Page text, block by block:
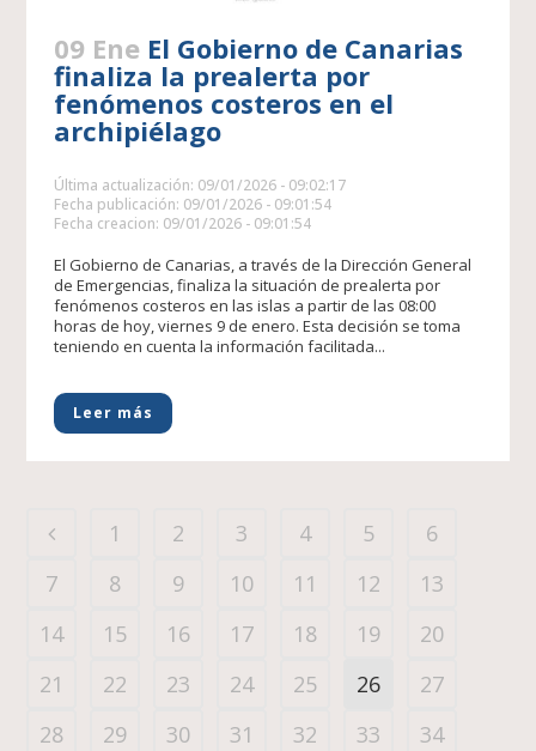
09 Ene El Gobierno de Canarias
finaliza la prealerta por
fenómenos costeros en el
archipiélago
Última actualización: 09/01/2026 - 09:02:17
Fecha publicación: 09/01/2026 - 09:01:54
Fecha creacion: 09/01/2026 - 09:01:54
El Gobierno de Canarias, a través de la Dirección General
de Emergencias, finaliza la situación de prealerta por
fenómenos costeros en las islas a partir de las 08:00
horas de hoy, viernes 9 de enero. Esta decisión se toma
teniendo en cuenta la información facilitada...
Leer más
1 2 3 4 5
6
7
8 9 10 11 12
13
14
15 16 17 18 19
20
21
22 23 24 25 26
27
28
29 30 31 32 33
34